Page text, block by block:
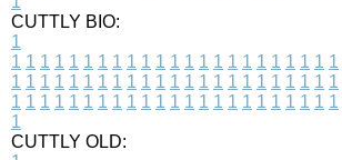
CUTTLY BIO:
1
1 1 1 1 1 1 1 1 1 1 1 1 1 1 1 1 1 1 1 1 1 1 1
1 1 1 1 1 1 1 1 1 1 1 1 1 1 1 1 1 1 1 1 1 1 1
1 1 1 1 1 1 1 1 1 1 1 1 1 1 1 1 1 1 1 1 1 1 1
1
CUTTLY OLD: